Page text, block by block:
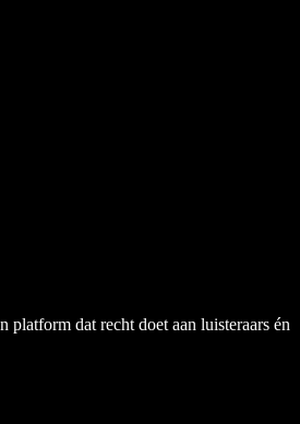
dat recht doet aan luisteraars én